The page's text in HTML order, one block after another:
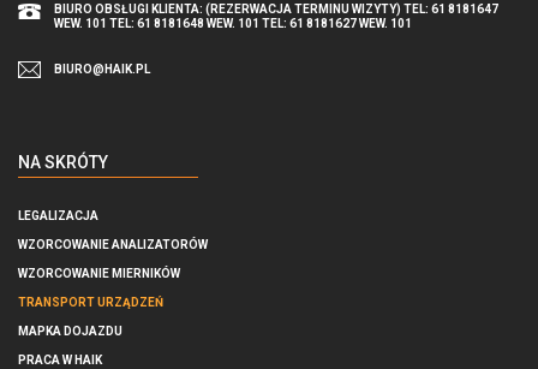
BIURO OBSŁUGI KLIENTA: (REZERWACJA TERMINU WIZYTY) TEL: 61 8181647
WEW. 101 TEL: 61 8181648 WEW. 101 TEL: 61 8181627 WEW. 101
BIURO@HAIK.PL
NA SKRÓTY
LEGALIZACJA
WZORCOWANIE ANALIZATORÓW
WZORCOWANIE MIERNIKÓW
TRANSPORT URZĄDZEŃ
MAPKA DOJAZDU
PRACA W HAIK